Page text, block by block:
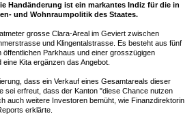
Handänderung ist ein markantes Indiz für die in
und Wohnraumpolitik des Staates.
grosse Clara-Areal im Geviert zwischen
und Klingentalstrasse. Es besteht aus fünf
öffentlichen Parkhaus und einer grosszügigen
Kita ergänzen das Angebot.
dass ein Verkauf eines Gesamtareals dieser
sei erfreut, dass der Kanton "diese Chance nutzen
auch weitere Investoren bemüht, wie Finanzdirektorin
erklärte.